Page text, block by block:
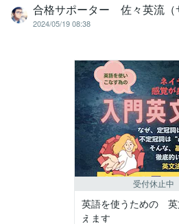
合格サポーター 佐々英流（
2024/05/19 08:38
受付休止中
英語を使うための
えます